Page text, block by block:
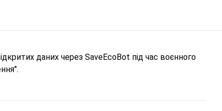
даних через SaveEcoBot під час воєнного